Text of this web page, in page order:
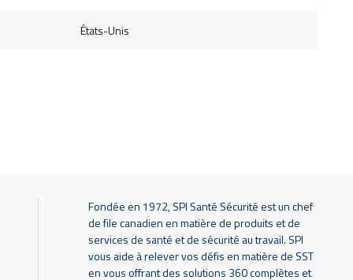
États-Unis
Fondée en 1972, SPI Santé Sécurité est un chef
de file canadien en matière de produits et de
services de santé et de sécurité au travail. SPI
vous aide à relever vos défis en matière de SST
en vous offrant des solutions 360 complètes et